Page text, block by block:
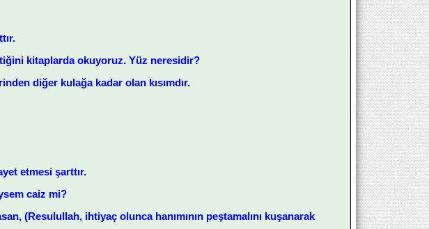
kitaplarda okuyoruz. Yüz neresidir?
diğer kulağa kadar olan kısımdır.
etmesi şarttır.
caiz mi?
(Resulullah, ihtiyaç olunca hanımının peştamalını kuşanarak